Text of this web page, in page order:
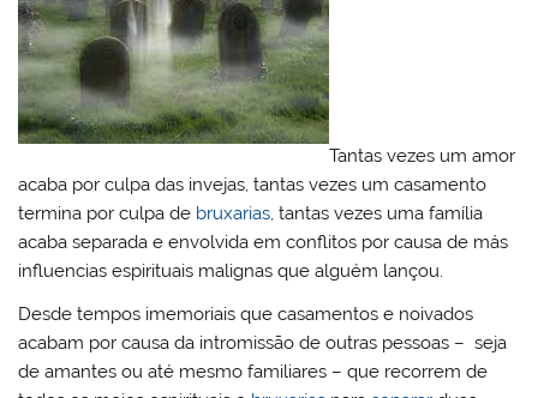
Tantas vezes um amor
acaba por culpa das invejas, tantas vezes um casamento
termina por culpa de bruxarias, tantas vezes uma família
acaba separada e envolvida em conflitos por causa de más
influencias espirituais malignas que alguém lançou.
Desde tempos imemoriais que casamentos e noivados
acabam por causa da intromissão de outras pessoas – seja
de amantes ou até mesmo familiares – que recorrem de